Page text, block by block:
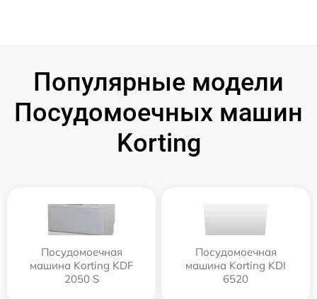
Популярные модели
Посудомоечных машин
Korting
Посудомоечная
машина Korting KDF
2050 S
Посудомоечная
машина Korting KDI
6520